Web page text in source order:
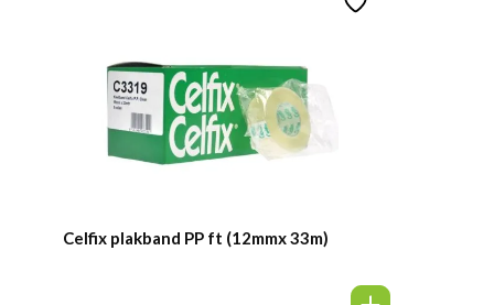
Celfix plakband PP ft (12mmx 33m)